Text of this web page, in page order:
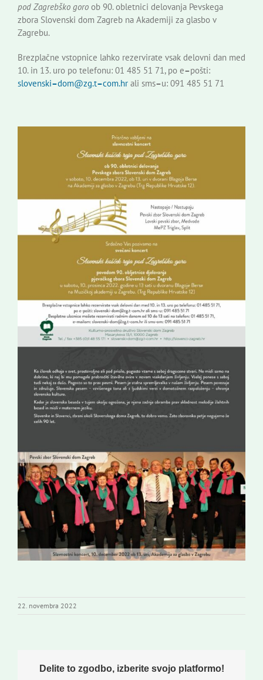
Novi odmev – naše glasilo
Založništvo
Koristne informacije
pod Zagrebško goro ob 90. obletnici delovanja Pevskega
zbora Slovenski dom Zagreb na Akademiji za glasbo v
Zagrebu.
Brezplačne vstopnice lahko rezervirate vsak delovni dan med
10. in 13. uro po telefonu: 01 485 51 71, po e–pošti:
slovenski–dom@zg.t–com.hr ali sms–u: 091 485 51 71
22. novembra 2022
Delite to zgodbo, izberite svojo platformo!